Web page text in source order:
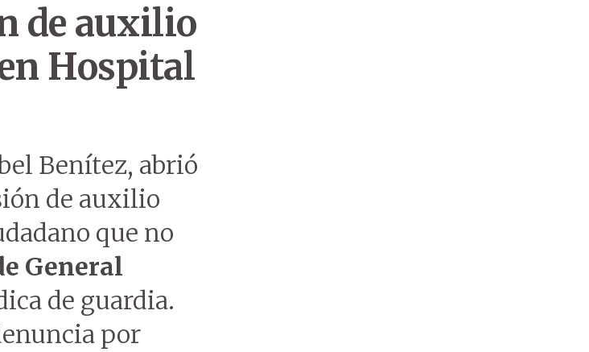
de auxilio
Hospital
Benítez, abrió
de auxilio
que no
General
de guardia.
por